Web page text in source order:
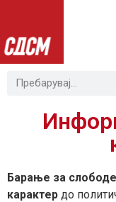
Барање за
карактер до